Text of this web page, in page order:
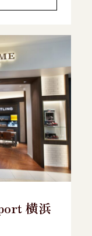
横浜